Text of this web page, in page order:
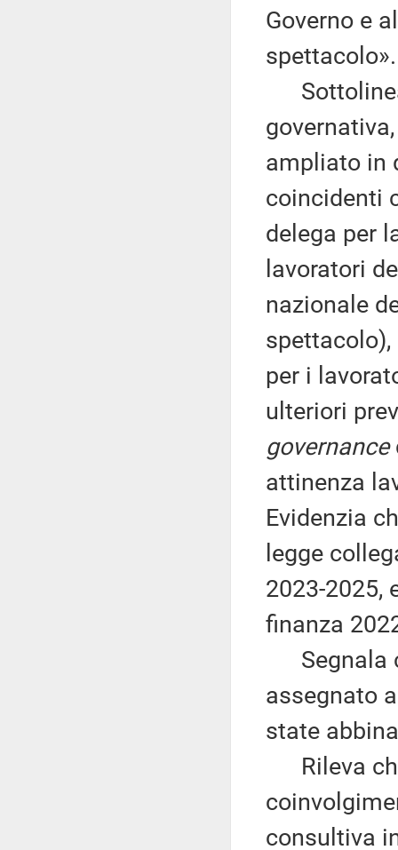
Governo e
spettacolo».
ampliato in
coincidenti
delega per
lavoratori
nazionale
spettacolo),
per i
ulteriori
governance
attinenza
Evidenzia
legge
2023-2025,
finanza
Segnala
assegnato
state
Rileva
consultiva